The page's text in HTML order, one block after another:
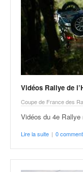
Vidéos Rallye de
Coupe de France des
Vidéos du 4e Rallye
Lire la suite | 0